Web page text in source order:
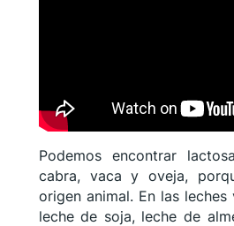
Podemos encontrar
cabra, vaca y oveja,
origen animal. En las
leche de soja, leche de